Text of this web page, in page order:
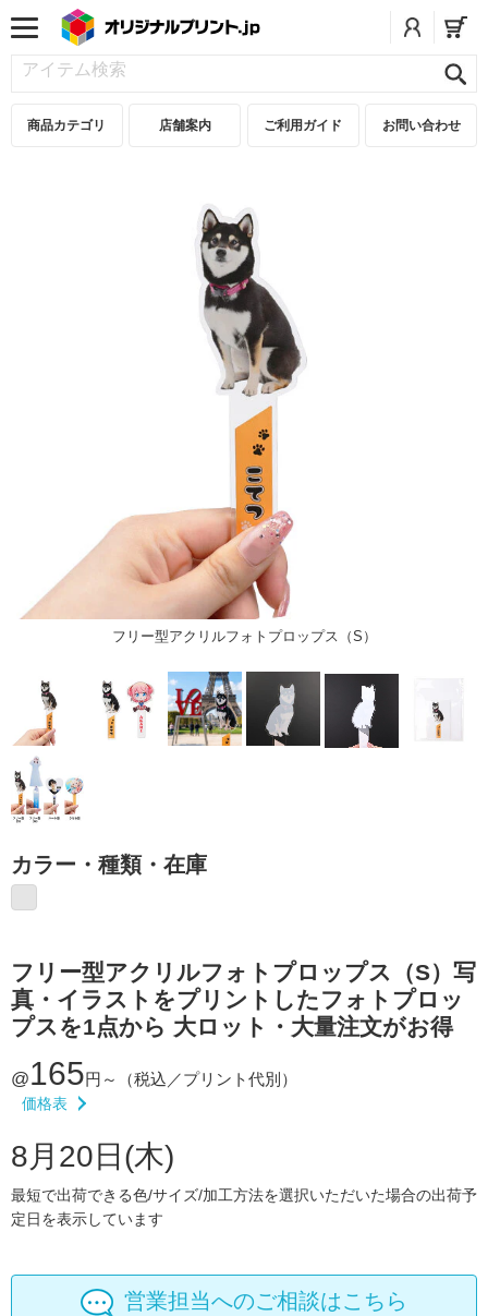
商品カテゴリ 店舗案内 ご利用ガイド お問い合わせ
フリー型アクリルフォトプロップス（S）
カラー・種類・在庫
フリー型アクリルフォトプロップス（S）写
真・イラストをプリントしたフォトプロッ
プスを1点から 大ロット・大量注文がお得
@165円～ （税込／プリント代別）
価格表
8月20日(木)
最短で出荷できる色/サイズ/加工方法を選択いただいた場合の出荷予
定日を表示しています
営業担当へのご相談はこちら